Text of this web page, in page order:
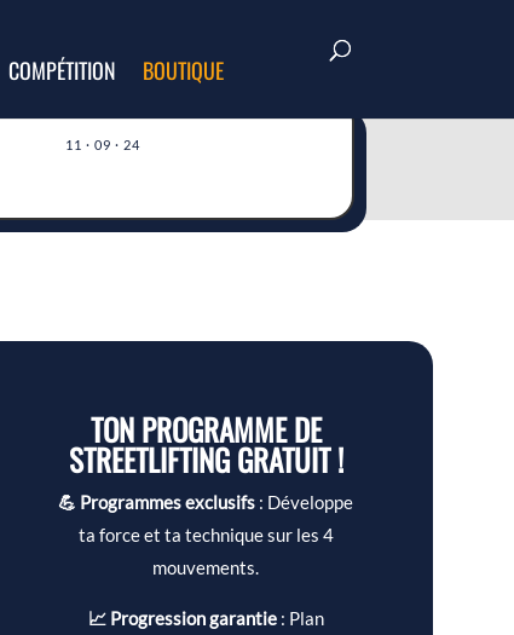
COMPÉTITION BOUTIQUE
11 · 09 · 24
TON PROGRAMME DE
STREETLIFTING GRATUIT !
💪 Programmes exclusifs : Développe
ta force et ta technique sur les 4
mouvements.
📈 Progression garantie: Plan